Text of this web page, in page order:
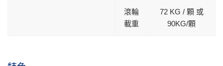
滾輪
載重
72 KG / 顆 或
90KG/顆